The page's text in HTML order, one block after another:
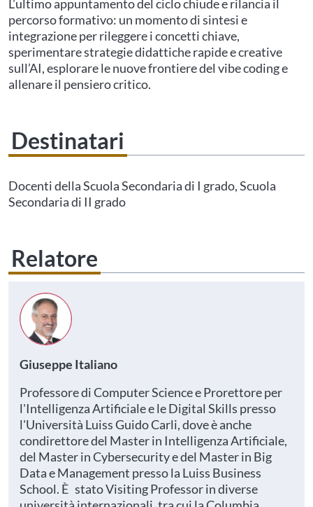
L’ultimo appuntamento del ciclo chiude e rilancia il
percorso formativo: un momento di sintesi e
integrazione per rileggere i concetti chiave,
sperimentare strategie didattiche rapide e creative
sull’AI, esplorare le nuove frontiere del vibe coding e
allenare il pensiero critico.
Destinatari
tuo profilo personalePrima di procedere all'iscrizione aggiorna le tue scuole in
Area Personale
Docenti della Scuola Secondaria di I grado, Scuola
Secondaria di II grado
Relatore
Giuseppe Italiano
Professore di Computer Science e Prorettore per
l'Intelligenza Artificiale e le Digital Skills presso
l'Università Luiss Guido Carli, dove è anche
condirettore del Master in Intelligenza Artificiale,
del Master in Cybersecurity e del Master in Big
Data e Management presso la Luiss Business
School. È stato Visiting Professor in diverse